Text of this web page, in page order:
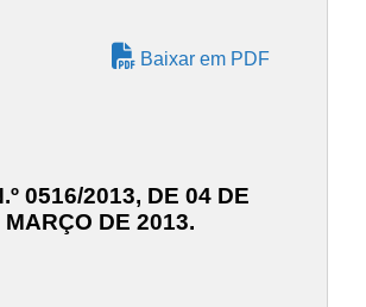
Baixar em PDF
0516/2013, DE 04 DE
MARÇO DE 2013.